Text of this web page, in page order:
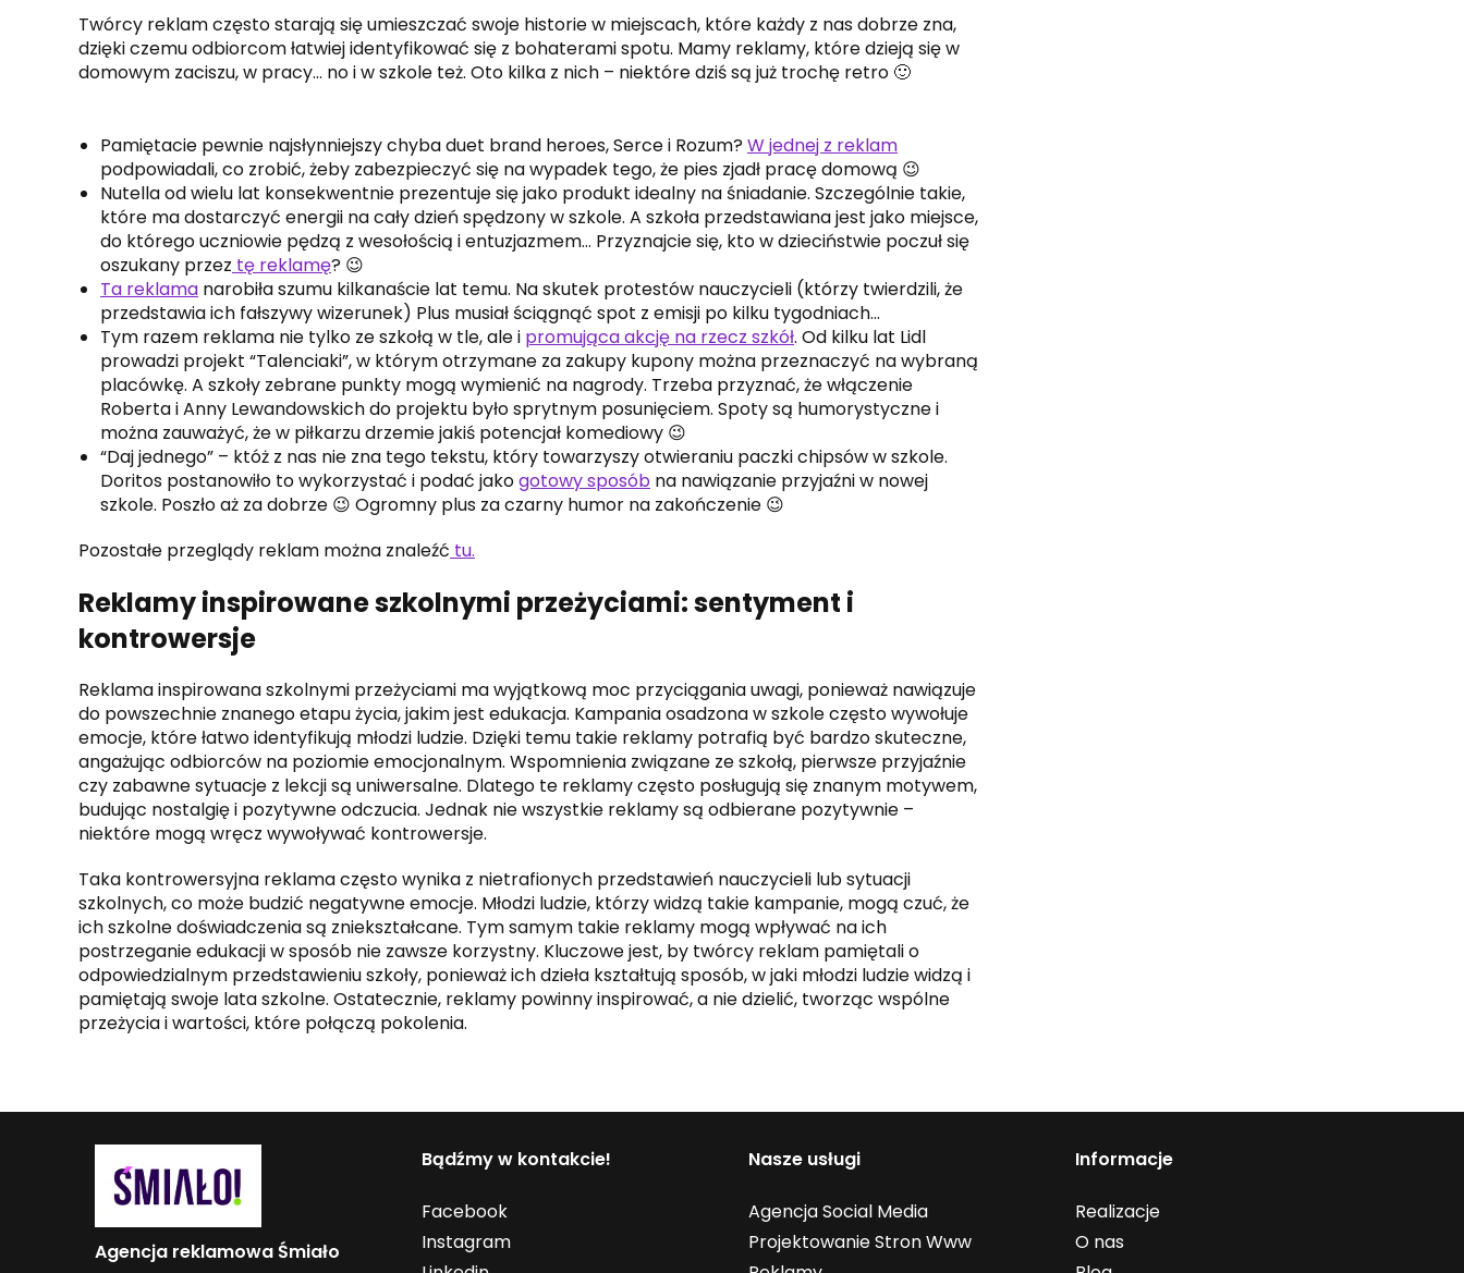
Twórcy reklam często starają się umieszczać swoje historie w miejscach, które każdy z nas dobrze zna,
dzięki czemu odbiorcom łatwiej identyfikować się z bohaterami spotu. Mamy reklamy, które dzieją się w
domowym zaciszu, w pracy… no i w szkole też. Oto kilka z nich – niektóre dziś są już trochę retro 🙂
Pamiętacie pewnie najsłynniejszy chyba duet brand heroes, Serce i Rozum? W jednej z reklam
podpowiadali, co zrobić, żeby zabezpieczyć się na wypadek tego, że pies zjadł pracę domową 😉
Nutella od wielu lat konsekwentnie prezentuje się jako produkt idealny na śniadanie. Szczególnie takie,
które ma dostarczyć energii na cały dzień spędzony w szkole. A szkoła przedstawiana jest jako miejsce,
do którego uczniowie pędzą z wesołością i entuzjazmem… Przyznajcie się, kto w dzieciństwie poczuł się
oszukany przez tę reklamę? 😉
Ta reklama narobiła szumu kilkanaście lat temu. Na skutek protestów nauczycieli (którzy twierdzili, że
przedstawia ich fałszywy wizerunek) Plus musiał ściągnąć spot z emisji po kilku tygodniach…
Tym razem reklama nie tylko ze szkołą w tle, ale i promująca akcję na rzecz szkół. Od kilku lat Lidl
prowadzi projekt “Talenciaki”, w którym otrzymane za zakupy kupony można przeznaczyć na wybraną
placówkę. A szkoły zebrane punkty mogą wymienić na nagrody. Trzeba przyznać, że włączenie
Roberta i Anny Lewandowskich do projektu było sprytnym posunięciem. Spoty są humorystyczne i
można zauważyć, że w piłkarzu drzemie jakiś potencjał komediowy 😉
“Daj jednego” – któż z nas nie zna tego tekstu, który towarzyszy otwieraniu paczki chipsów w szkole.
Doritos postanowiło to wykorzystać i podać jakogotowy sposób na nawiązanie przyjaźni w nowej
szkole. Poszło aż za dobrze 😉 Ogromny plus za czarny humor na zakończenie 😉
Pozostałe przeglądy reklam można znaleźć tu.
Reklamy inspirowane szkolnymi przeżyciami: sentyment i
kontrowersje
Reklama inspirowana szkolnymi przeżyciami ma wyjątkową moc przyciągania uwagi, ponieważ nawiązuje
do powszechnie znanego etapu życia, jakim jest edukacja. Kampania osadzona w szkole często wywołuje
emocje, które łatwo identyfikują młodzi ludzie. Dzięki temu takie reklamy potrafią być bardzo skuteczne,
angażując odbiorców na poziomie emocjonalnym. Wspomnienia związane ze szkołą, pierwsze przyjaźnie
czy zabawne sytuacje z lekcji są uniwersalne. Dlatego te reklamy często posługują się znanym motywem,
budując nostalgię i pozytywne odczucia. Jednak nie wszystkie reklamy są odbierane pozytywnie –
niektóre mogą wręcz wywoływać kontrowersje.
Taka kontrowersyjna reklama często wynika z nietrafionych przedstawień nauczycieli lub sytuacji
szkolnych, co może budzić negatywne emocje. Młodzi ludzie, którzy widzą takie kampanie, mogą czuć, że
ich szkolne doświadczenia są zniekształcane. Tym samym takie reklamy mogą wpływać na ich
postrzeganie edukacji w sposób nie zawsze korzystny. Kluczowe jest, by twórcy reklam pamiętali o
odpowiedzialnym przedstawieniu szkoły, ponieważ ich dzieła kształtują sposób, w jaki młodzi ludzie widzą i
pamiętają swoje lata szkolne. Ostatecznie, reklamy powinny inspirować, a nie dzielić, tworząc wspólne
przeżycia i wartości, które połączą pokolenia.
Agencja reklamowa Śmiało
Bądźmy w kontakcie!
Facebook
Instagram
Nasze usługi
Agencja Social Media
Projektowanie Stron Www
Informacje
Realizacje
O nas